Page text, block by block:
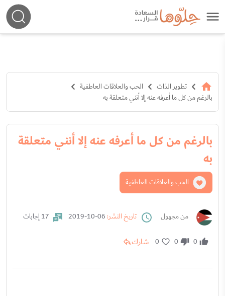
تطوير الذات
الحب والعلاقات العاطفية
بالرغم من كل ما أعرفه عنه إلا أنني متعلقة به
بالرغم من كل ما أعرفه عنه إلا أنني متعلقة
به
الحب والعلاقات العاطفية
من مجهول تاريخ النشر: 17 إجابات
0
0
0 شارك